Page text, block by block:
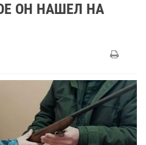
ОН НАШЕЛ НА